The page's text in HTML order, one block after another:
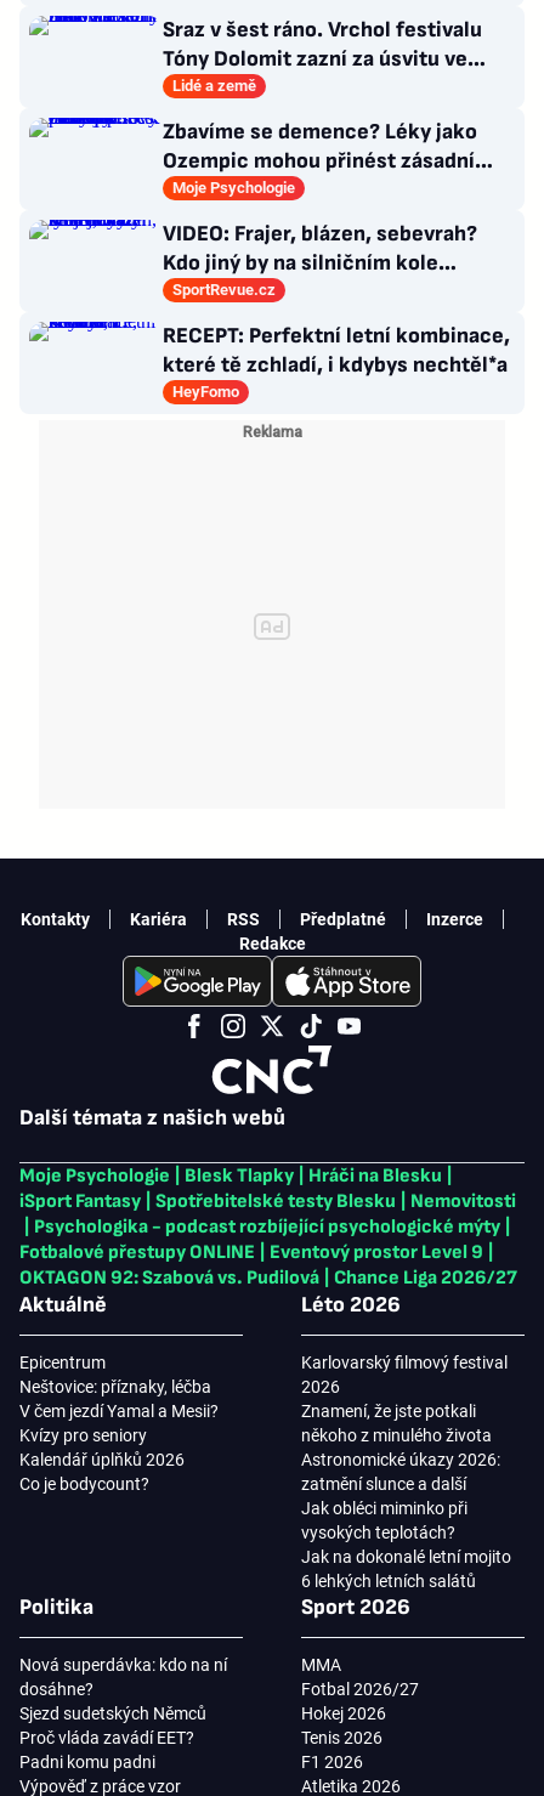
Sraz v šest ráno. Vrchol festivalu
Tóny Dolomit zazní za úsvitu ve
3000 metrech
Lidé a země
Zbavíme se demence? Léky jako
Ozempic mohou přinést zásadní
průlom v léčbě Alzheimerovy
Moje Psychologie
VIDEO: Frajer, blázen, sebevrah?
Kdo jiný by na silničním kole
dokázal tyhle triky?
SportRevue.cz
RECEPT: Perfektní letní kombinace,
které tě zchladí, i kdybys nechtěl*a
HeyFomo
Další témata z našich webů
Moje Psychologie Blesk Tlapky Hráči na Blesku
iSport Fantasy
Spotřebitelské testy Blesku
Nemovitosti
Psychologika - podcast rozbíjející psychologické mýty
Fotbalové přestupy ONLINE
Eventový prostor Level 9
OKTAGON 92: Szabová vs. Pudilová
Chance Liga 2026/27
Aktuálně
Epicentrum
Neštovice: příznaky, léčba
V čem jezdí Yamal a Mesii?
Kvízy pro seniory
Kalendář úplňků 2026
Co je bodycount?
Léto 2026
Karlovarský filmový festival
2026
Znamení, že jste potkali
někoho z minulého života
Astronomické úkazy 2026:
zatmění slunce a další
Jak obléci miminko při
vysokých teplotách?
Jak na dokonalé letní mojito
6 lehkých letních salátů
Politika
Nová superdávka: kdo na ní
dosáhne?
Sjezd sudetských Němců
Proč vláda zavádí EET?
Padni komu padni
Výpověď z práce vzor
Sport 2026
MMA
Fotbal 2026/27
Hokej 2026
Tenis 2026
F1 2026
Atletika 2026
Kontakty Kariéra RSS Předplatné
Inzerce
Redakce